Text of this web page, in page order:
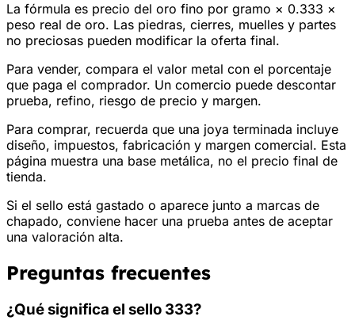
La fórmula es precio del oro fino por gramo × 0.333 ×
peso real de oro. Las piedras, cierres, muelles y partes
no preciosas pueden modificar la oferta final.
Para vender, compara el valor metal con el porcentaje
que paga el comprador. Un comercio puede descontar
prueba, refino, riesgo de precio y margen.
Para comprar, recuerda que una joya terminada incluye
diseño, impuestos, fabricación y margen comercial. Esta
página muestra una base metálica, no el precio final de
tienda.
Si el sello está gastado o aparece junto a marcas de
chapado, conviene hacer una prueba antes de aceptar
una valoración alta.
Preguntas frecuentes
¿Qué significa el sello 333?